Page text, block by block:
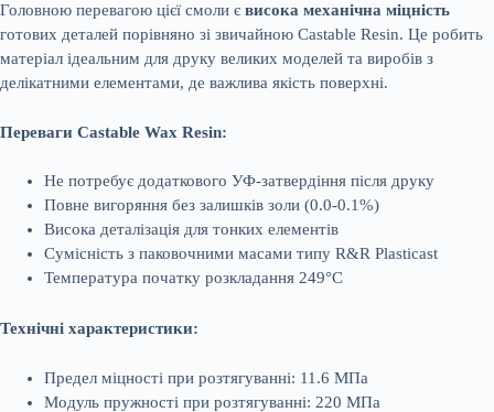
Головною перевагою цієї смоли є висока механічна міцність
готових деталей порівняно зі звичайною Castable Resin. Це робить
матеріал ідеальним для друку великих моделей та виробів з
делікатними елементами, де важлива якість поверхні.
Переваги Castable Wax Resin:
Не потребує додаткового УФ-затвердіння після друку
Повне вигоряння без залишків золи (0.0-0.1%)
Висока деталізація для тонких елементів
Сумісність з паковочними масами типу R&R Plasticast
Температура початку розкладання 249°C
Технічні характеристики:
Предел міцності при розтягуванні: 11.6 МПа
Модуль пружності при розтягуванні: 220 МПа